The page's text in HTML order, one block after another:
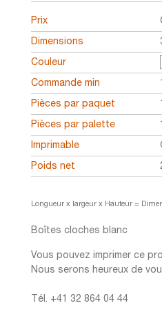
Prix
Dimensions
Couleur
Commande min
Pièces par paquet
Pièces par palette
Imprimable
Poids net
Longueur x largeur x Hauteur =
Boîtes cloches blanc
Vous pouvez imprimer ce
Nous serons heureux de
Tél. +41 32 864 04 44